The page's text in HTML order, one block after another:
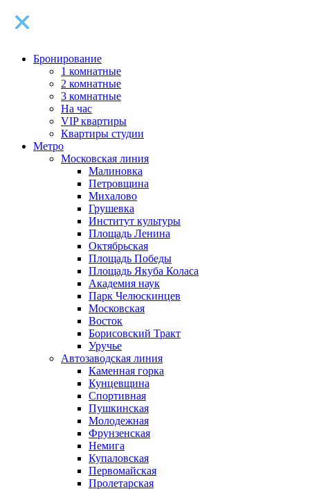
Бронирование
1 комнатные
2 комнатные
3 комнатные
На час
VIP квартиры
Квартиры студии
Метро
Московская линия
Малиновка
Петровщина
Михалово
Грушевка
Институт культуры
Площадь Ленина
Октябрьская
Площадь Победы
Площадь Якуба Коласа
Академия наук
Парк Челюскинцев
Московская
Восток
Борисовский Тракт
Уручье
Автозаводская линия
Каменная горка
Кунцевщина
Спортивная
Пушкинская
Молодежная
Фрунзенская
Немига
Купаловская
Первомайская
Пролетарская